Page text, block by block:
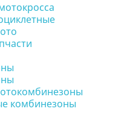
комбинезоны